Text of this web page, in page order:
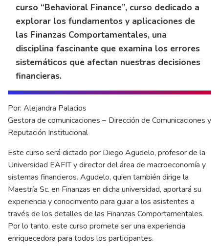
curso “Behavioral Finance”, curso dedicado a
explorar los fundamentos y aplicaciones de
las Finanzas Comportamentales, una
disciplina fascinante que examina los errores
sistemáticos que afectan nuestras decisiones
financieras.
Por: Alejandra Palacios
Gestora de comunicaciones – Dirección de Comunicaciones y
Reputación Institucional
Este curso será dictado por Diego Agudelo, profesor de la
Universidad EAFIT y director del área de macroeconomía y
sistemas financieros. Agudelo, quien también dirige la
Maestría Sc. en Finanzas en dicha universidad, aportará su
experiencia y conocimiento para guiar a los asistentes a
través de los detalles de las Finanzas Comportamentales.
Por lo tanto, este curso promete ser una experiencia
enriquecedora para todos los participantes.